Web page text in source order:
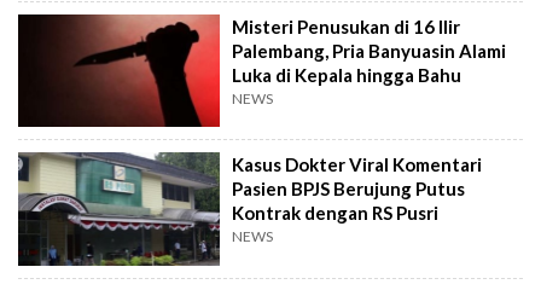
Misteri Penusukan di 16 Ilir
Palembang, Pria Banyuasin Alami
Luka di Kepala hingga Bahu
NEWS
Kasus Dokter Viral Komentari
Pasien BPJS Berujung Putus
Kontrak dengan RS Pusri
NEWS